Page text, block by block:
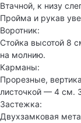
Втачной, к низу
Пройма и рукав
Воротник:
Стойка высотой 8
на молнию.
Карманы:
Прорезные,
листочкой — 4 см.
Застежка:
Двухзамковая